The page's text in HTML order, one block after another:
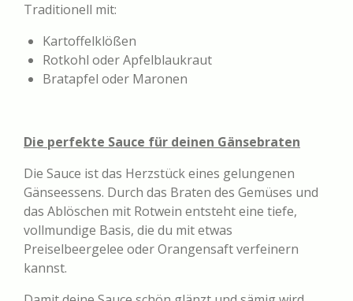
Traditionell mit:
Kartoffelklößen
Rotkohl oder Apfelblaukraut
Bratapfel oder Maronen
Die perfekte Sauce für deinen Gänsebraten
Die Sauce ist das Herzstück eines gelungenen
Gänseessens. Durch das Braten des Gemüses und
das Ablöschen mit Rotwein entsteht eine tiefe,
vollmundige Basis, die du mit etwas
Preiselbeergelee oder Orangensaft verfeinern
kannst.